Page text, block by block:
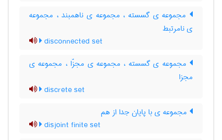
مجموعه ی گسسته ، مجموعه ی ناهمبند ، مجموعه
ی نامرتبط
disconnected set
مجموعه ی گسسته ، مجموعه ی مجزّا ، مجموعه ی
مجزا
discrete set
مجموعه ی با پایان جدا از هم
disjoint finite set